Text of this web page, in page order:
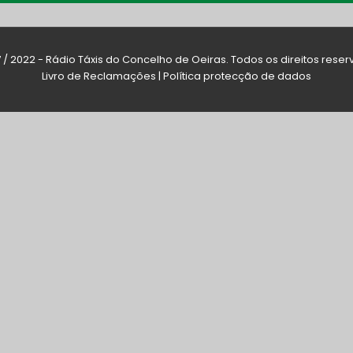
/ 2022 - Rádio Táxis do Concelho de Oeiras. Todos os direitos
Livro de Reclamações | Política protecção de dados